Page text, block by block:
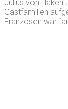
Julius von Haken
Gastfamilien
Franzosen war